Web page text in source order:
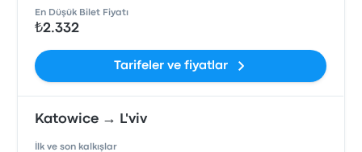
En Düşük Bilet Fiyatı
₺2.332
Tarifeler ve fiyatlar
Katowice → L'viv
İlk ve son kalkışlar